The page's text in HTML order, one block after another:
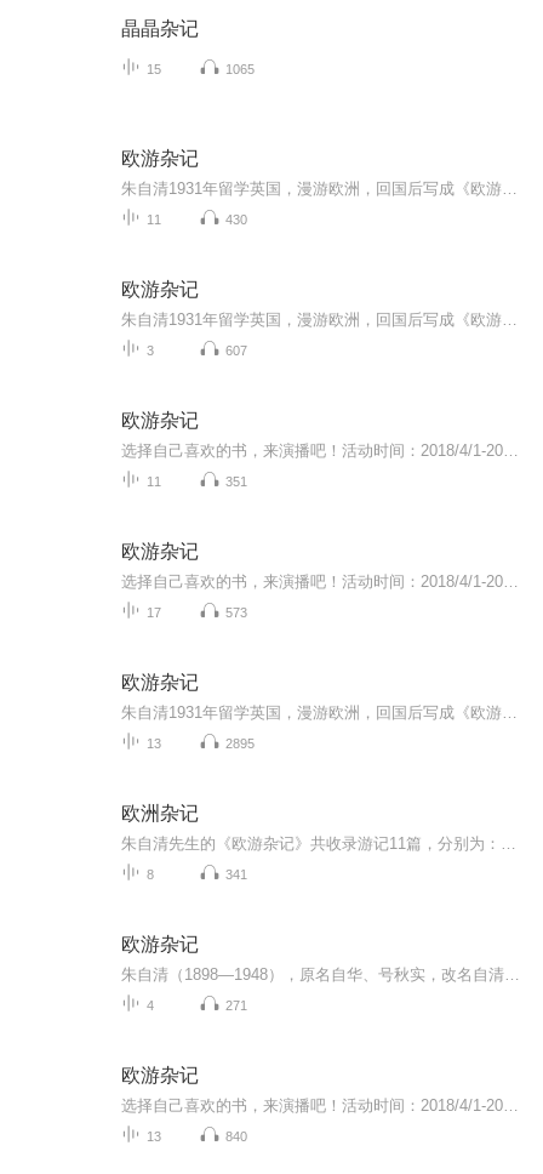
晶晶杂记
15 1065
欧游杂记
11 430
欧游杂记
3 607
欧游杂记
11 351
欧游杂记
17 573
欧游杂记
13 2895
欧洲杂记
8 341
欧游杂记
4 271
欧游杂记
13 840